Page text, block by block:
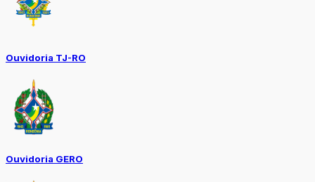
Ouvidoria TJ-RO
Ouvidoria GERO